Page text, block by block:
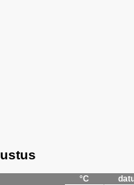
°C